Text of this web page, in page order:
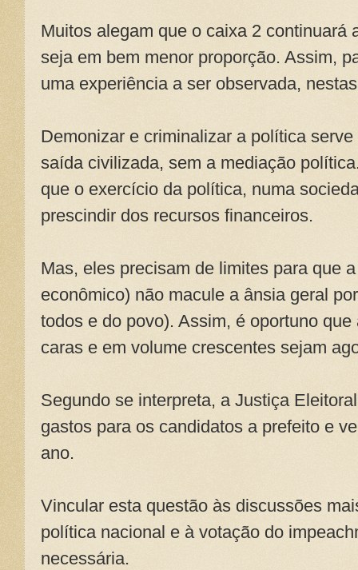
Muitos alegam que o caixa 2 continuará
seja em bem menor proporção. Assim,
uma experiência a ser observada,
Demonizar e criminalizar a política
saída civilizada, sem a mediação
que o exercício da política, numa
prescindir dos recursos financeiros.
Mas, eles precisam de limites para que
econômico) não macule a ânsia geral
todos e do povo). Assim, é oportuno
caras e em volume crescentes sejam
Segundo se interpreta, a Justiça
gastos para os candidatos a prefeito e
ano.
Vincular esta questão às discussões
política nacional e à votação do
necessária.